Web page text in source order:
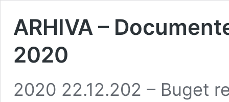
ARHIVA –
2020
2020 22.12.202 – Buget